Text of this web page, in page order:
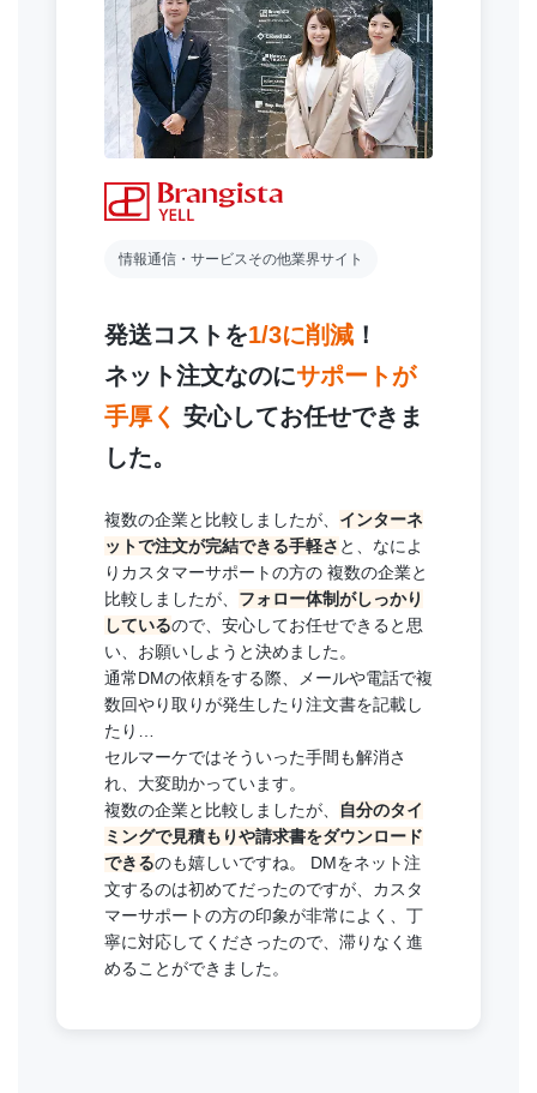
情報通信・サービスその他業界サイト
発送コストを1/3に削減 ！
ネット注文なのにサポートが
手厚く 安心してお任せできま
した。
複数の企業と⽐較しましたが、 インターネ
ットで注⽂が完結できる⼿軽さ と、なによ
りカスタマーサポートの方の 複数の企業と
⽐較しましたが、 フォロー体制がしっかり
しているので、安⼼してお任せできると思
い、お願いしようと決めました。
通常DMの依頼をする際、メールや電話で複
数回やり取りが発⽣したり注⽂書を記載し
たり…
セルマーケではそういった⼿間も解消さ
れ、⼤変助かっています。
複数の企業と⽐較しましたが、
⾃分のタイ
ミングで⾒積もりや請求書をダウンロード
できるのも嬉しいですね。 DMをネット注
⽂するのは初めてだったのですが、カスタ
マーサポートの⽅の印象が⾮常によく、丁
寧に対応してくださったので、滞りなく進
めることができました。